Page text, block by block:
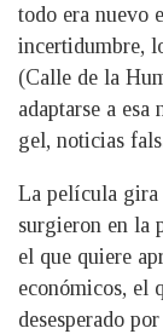
todo era nuevo
incertidumbre,
(Calle de la
adaptarse a
gel, noticias
La película gira
surgieron en la
el que quiere
económicos, el
desesperado